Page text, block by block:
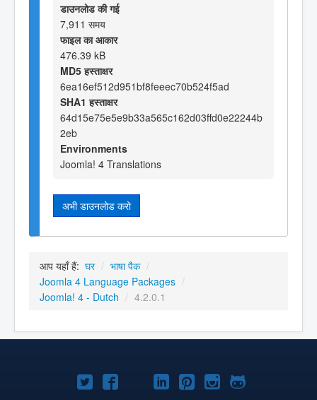
डाउनलोड की गई
7,911 समय
फाइल का आकार
476.39 kB
MD5 हस्ताक्षर
6ea16ef512d951bf8feeec70b524f5ad
SHA1 हस्ताक्षर
64d15e75e5e9b33a565c162d03ffd0e22244b
2eb
Environments
Joomla! 4 Translations
अभी डाउनलोड करो
आप यहाँ हैं: घर / भाषा पैक /
Joomla 4 Language Packages /
Joomla! 4 - Dutch / 4.2.0.1
Joomla!Joomla!Joomla!
Joomla!Joomla!
Joomla!Joomla!